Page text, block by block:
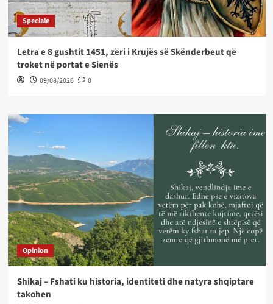
Speciale
Letra e 8 gushtit 1451, zëri i Krujës së Skënderbeut që
troket në portat e Sienës
09/08/2026 0
Opinion
Shikaj – Fshati ku historia, identiteti dhe natyra shqiptare
takohen